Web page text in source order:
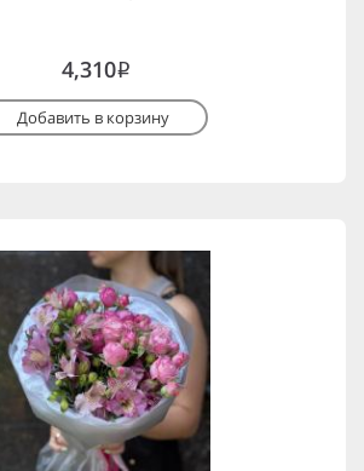
4,310i
Добавить в корзину